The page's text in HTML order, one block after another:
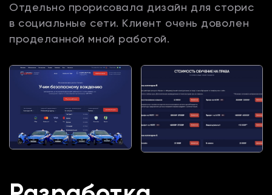
Отдельно прорисовала дизайн для сторис
в социальные сети. Клиент очень доволен
проделанной мной работой.